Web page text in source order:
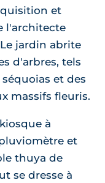
et
l'architecte
jardin abrite
d'arbres, tels
et des
massifs fleuris.
à
et
thuya de
se dresse à